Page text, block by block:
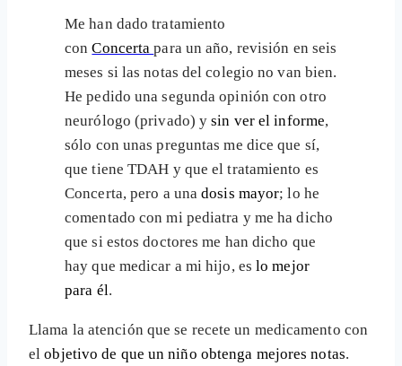
Me han dado tratamiento
conConcertapara un año, revisión en seis
meses si las notas del colegio no van bien.
He pedido una segunda opinión con otro
neurólogo (privado) ysin ver el informe,
sólo con unas preguntas me dice que sí,
que tiene TDAH y que el tratamiento es
Concerta, pero a unadosis mayor; lo he
comentado con mi pediatra y me ha dicho
que si estos doctores me han dicho que
hay que medicar a mi hijo, eslo mejor
para él.
Llama la atención que se recete un medicamento con
elobjetivo de que un niño obtenga mejores notas.